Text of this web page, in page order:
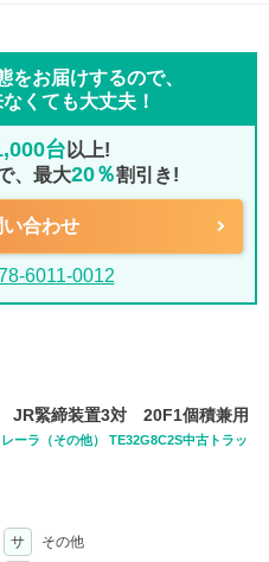
をお届けするので、
くても大丈夫！
台 以上!
、最大20％割引き!
い合わせ
6011-0012
JR緊締装置3対 20F1個積兼用
ーラ（その他） TE32G8C2S中古トラッ
サ
その他